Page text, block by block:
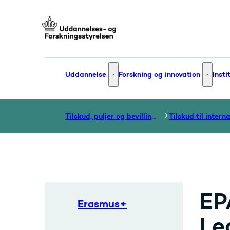
Uddannelse Uddannelse - Flere links
Forskning og innovation
Tilskud, puljer og bevillinger
Erasmus+